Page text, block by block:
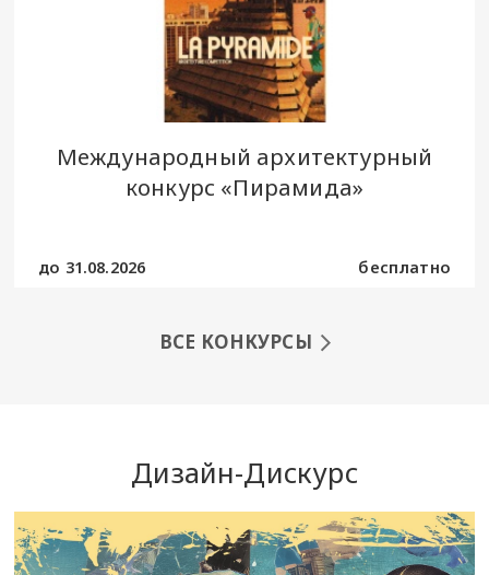
Международный архитектурный
конкурс «Пирамида»
до 31.08.2026 бесплатно
ВСЕ КОНКУРСЫ
Дизайн-Дискурс